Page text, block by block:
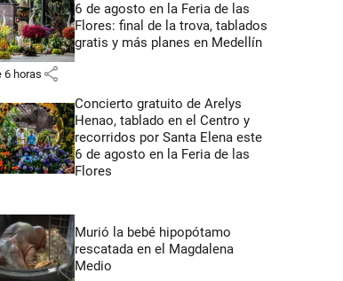
6 de agosto en la Feria de las
Flores: final de la trova, tablados
gratis y más planes en Medellín
6 horas share
Concierto gratuito de Arelys
Henao, tablado en el Centro y
recorridos por Santa Elena este
6 de agosto en la Feria de las
Flores
Murió la bebé hipopótamo
rescatada en el Magdalena
Medio